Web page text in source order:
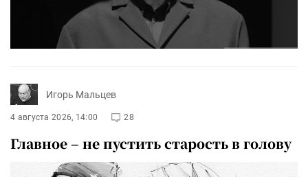
Игорь Мальцев
4 августа 2026, 14:00 28
Главное – не пустить старость в голову